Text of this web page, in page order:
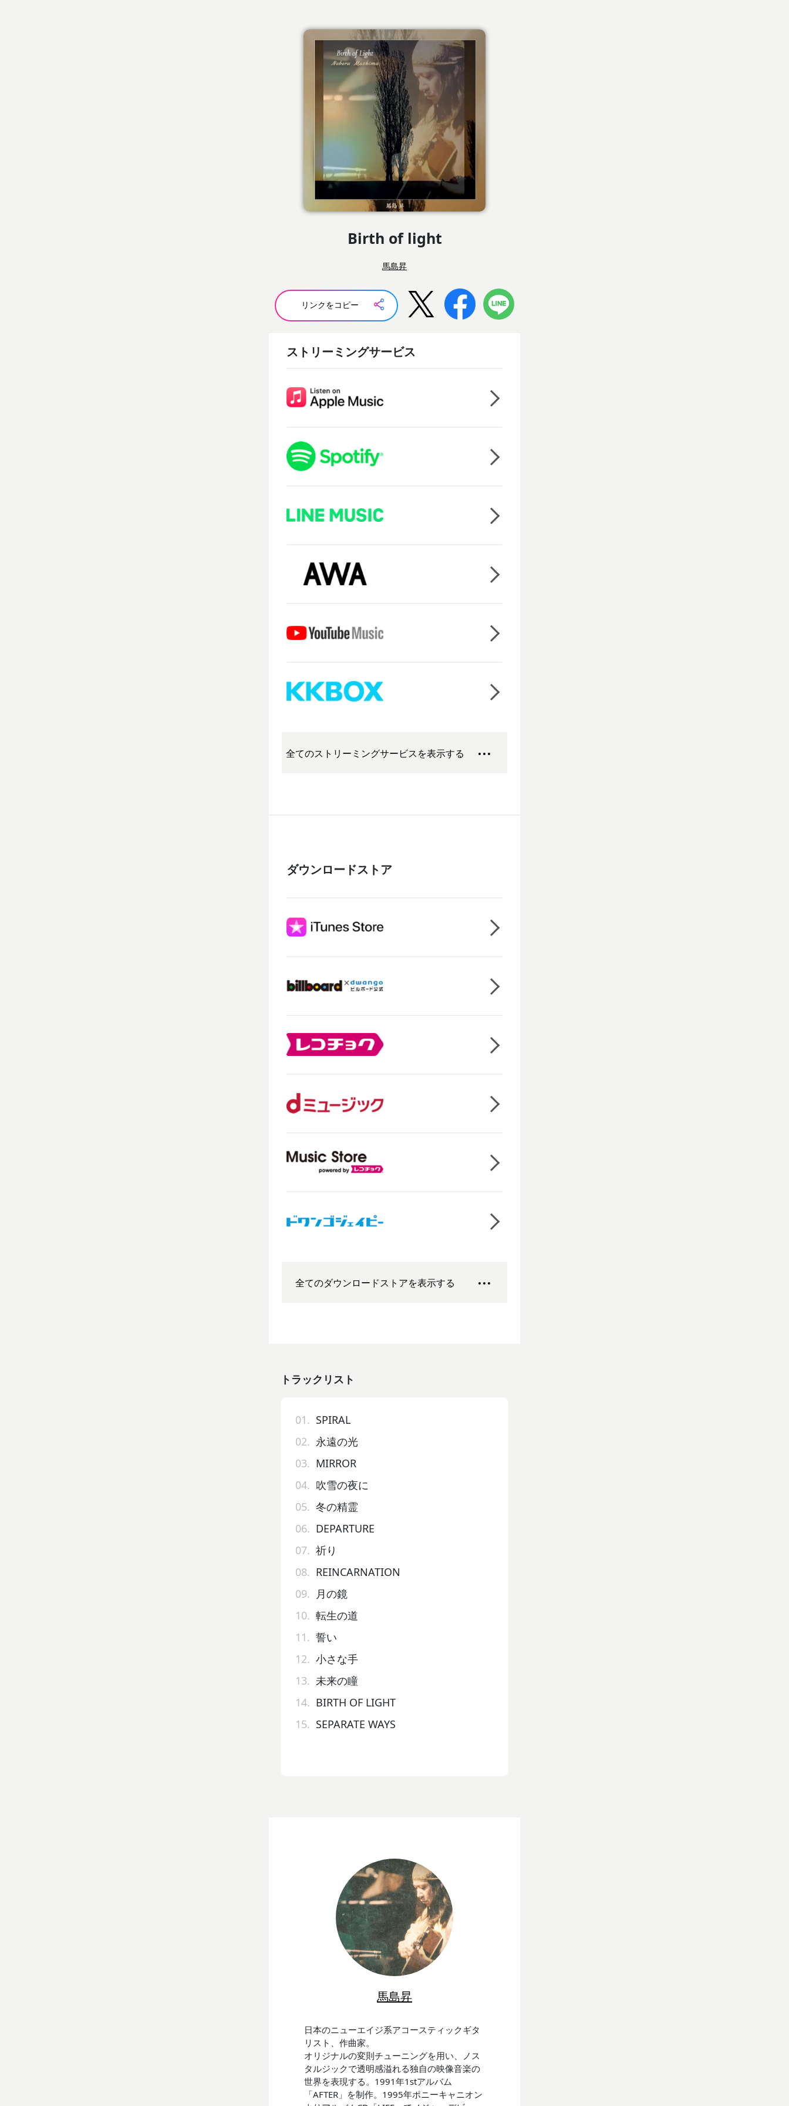
Birth of light
馬島昇
リンクをコピー
ストリーミングサービス
全てのストリーミングサービスを表示する
ダウンロードストア
全てのダウンロードストアを表示する
トラックリスト
01. SPIRAL
02. 永遠の光
03. MIRROR
04. 吹雪の夜に
05. 冬の精霊
06. DEPARTURE
07. 祈り
08. REINCARNATION
09. 月の鏡
10. 転生の道
11. 誓い
12. 小さな手
13. 未来の瞳
14. BIRTH OF LIGHT
15. SEPARATE WAYS
馬島昇
日本のニューエイジ系アコースティックギタ
リスト、作曲家。
オリジナルの変則チューニングを用い、ノス
タルジックで透明感溢れる独自の映像音楽の
世界を表現する。1991年1stアルバム
「AFTER」を制作。1995年ポニーキャニオン